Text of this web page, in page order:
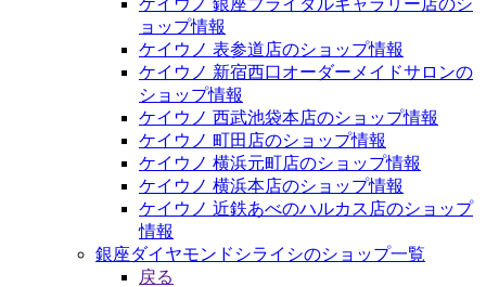
ケイウノ 銀座ブライダルギャラリー店のシ
ョップ情報
ケイウノ 表参道店のショップ情報
ケイウノ 新宿西口オーダーメイドサロンの
ショップ情報
ケイウノ 西武池袋本店のショップ情報
ケイウノ 町田店のショップ情報
ケイウノ 横浜元町店のショップ情報
ケイウノ 横浜本店のショップ情報
ケイウノ 近鉄あべのハルカス店のショップ
情報
銀座ダイヤモンドシライシのショップ一覧
戻る